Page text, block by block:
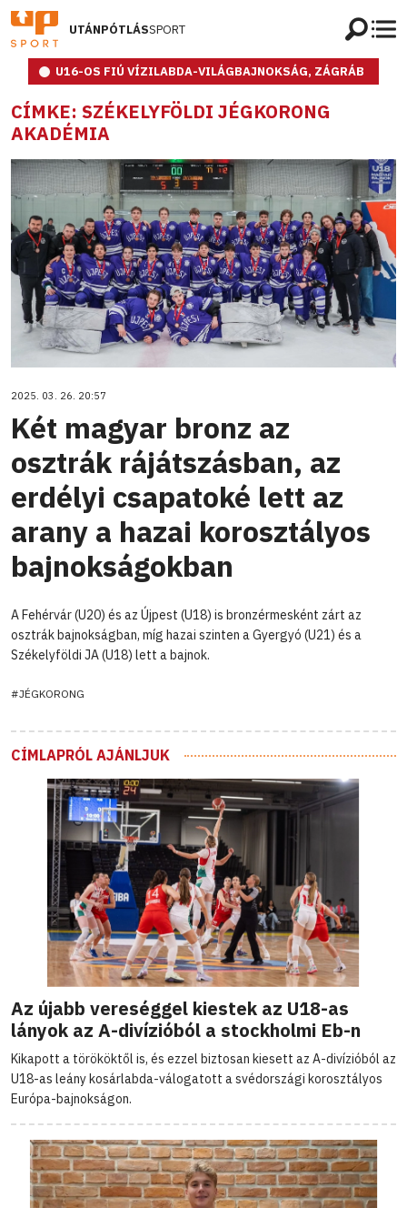
UTÁNPÓTLÁSSPORT
U16-OS FIÚ VÍZILABDA-VILÁGBAJNOKSÁG, ZÁGRÁB
CÍMKE: SZÉKELYFÖLDI JÉGKORONG
AKADÉMIA
2025. 03. 26. 20:57
Két magyar bronz az
osztrák rájátszásban, az
erdélyi csapatoké lett az
arany a hazai korosztályos
bajnokságokban
A Fehérvár (U20) és az Újpest (U18) is bronzérmesként zárt az
osztrák bajnokságban, míg hazai szinten a Gyergyó (U21) és a
Székelyföldi JA (U18) lett a bajnok.
#JÉGKORONG
CÍMLAPRÓL AJÁNLJUK
Az újabb vereséggel kiestek az U18-as
lányok az A-divízióból a stockholmi Eb-n
Kikapott a törököktől is, és ezzel biztosan kiesett az A-divízióból az
U18-as leány kosárlabda-válogatott a svédországi korosztályos
Európa-bajnokságon.